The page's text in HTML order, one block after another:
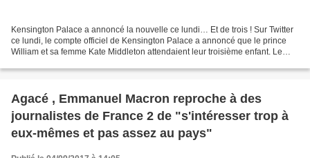
Kensington Palace a annoncé la nouvelle ce lundi… Et de trois ! Sur Twitter
ce lundi, le compte officiel de Kensington Palace a annoncé que le prince
William et sa femme Kate Middleton attendaient leur troisième enfant. Le
Agacé , Emmanuel Macron reproche à des
journalistes de France 2 de "s'intéresser trop à
eux-mêmes et pas assez au pays"